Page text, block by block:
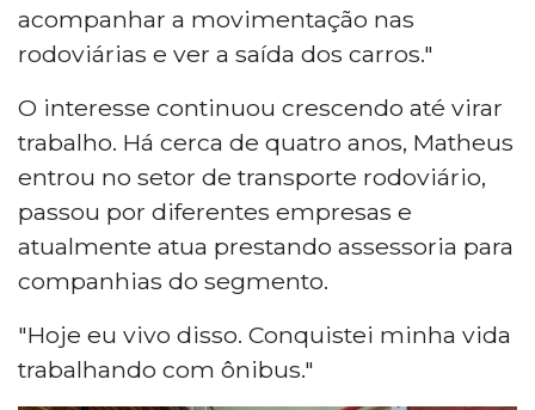
acompanhar a movimentação nas
rodoviárias e ver a saída dos carros."
O interesse continuou crescendo até virar
trabalho. Há cerca de quatro anos, Matheus
entrou no setor de transporte rodoviário,
passou por diferentes empresas e
atualmente atua prestando assessoria para
companhias do segmento.
"Hoje eu vivo disso. Conquistei minha vida
trabalhando com ônibus."